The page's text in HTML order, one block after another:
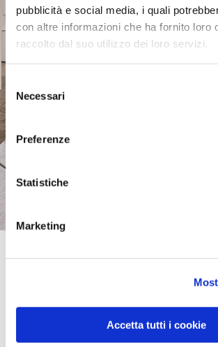
pubblicità e social media, i quali
con altre informazioni che ha fornito loro
raccolto dal suo utilizzo dei loro servizi.
del
consenso
Necessari
Preferenze
Statistiche
Marketing
Accetta tutti i cookie
CTRA. ALICANTE-VALENCIA,
+34 965 655 414
rrss@laoca.es